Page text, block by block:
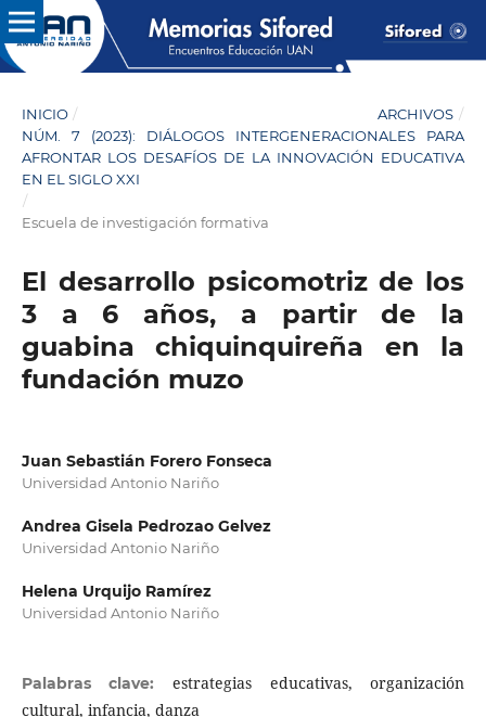
INICIO / ARCHIVOS /
NÚM. 7 (2023): DIÁLOGOS INTERGENERACIONALES PARA
AFRONTAR LOS DESAFÍOS DE LA INNOVACIÓN EDUCATIVA
EN EL SIGLO XXI
/
Escuela de investigación formativa
El desarrollo psicomotriz de los
3 a 6 años, a partir de la
guabina chiquinquireña en la
fundación muzo
Juan Sebastián Forero Fonseca
Universidad Antonio Nariño
Andrea Gisela Pedrozao Gelvez
Universidad Antonio Nariño
Helena Urquijo Ramírez
Universidad Antonio Nariño
Palabras clave: estrategias educativas, organización
cultural, infancia, danza